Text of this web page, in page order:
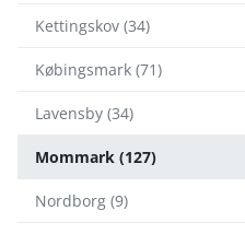
Kettingskov (34)
Købingsmark (71)
Lavensby (34)
Mommark (127)
Nordborg (9)